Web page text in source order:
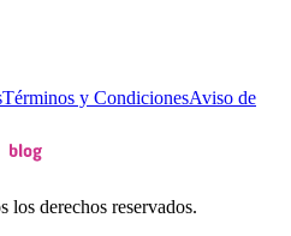
Términos y CondicionesAviso de
los derechos reservados.